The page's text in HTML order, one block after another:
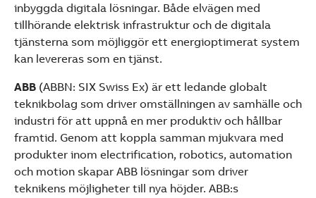
inbyggda digitala lösningar. Både elvägen med
tillhörande elektrisk infrastruktur och de digitala
tjänsterna som möjliggör ett energioptimerat system
kan levereras som en tjänst.
ABB (ABBN: SIX Swiss Ex) är ett ledande globalt
teknikbolag som driver omställningen av samhälle och
industri för att uppnå en mer produktiv och hållbar
framtid. Genom att koppla samman mjukvara med
produkter inom electrification, robotics, automation
och motion skapar ABB lösningar som driver
teknikens möjligheter till nya höjder. ABB:s